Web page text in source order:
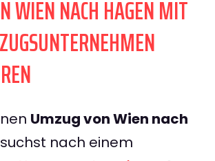
WIEN NACH HAGEN MIT
Umzug von Wien nach
nach einem